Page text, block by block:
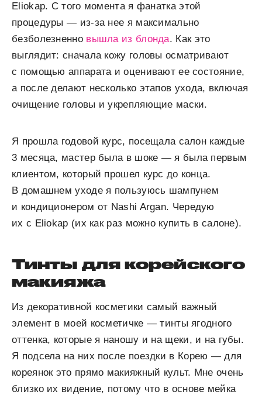
Eliokap. С того момента я фанатка этой
процедуры — из-за нее я максимально
безболезненно вышла из блонда. Как это
выглядит: сначала кожу головы осматривают
с помощью аппарата и оценивают ее состояние,
а после делают несколько этапов ухода, включая
очищение головы и укрепляющие маски.
Я прошла годовой курс, посещала салон каждые
3 месяца, мастер была в шоке — я была первым
клиентом, который прошел курс до конца.
В домашнем уходе я пользуюсь шампунем
и кондиционером от Nashi Argan. Чередую
их с Eliokap (их как раз можно купить в салоне).
Тинты для корейского
макияжа
Из декоративной косметики самый важный
элемент в моей косметичке — тинты ягодного
оттенка, которые я наношу и на щеки, и на губы.
Я подсела на них после поездки в Корею — для
кореянок это прямо макияжный культ. Мне очень
близко их видение, потому что в основе мейка